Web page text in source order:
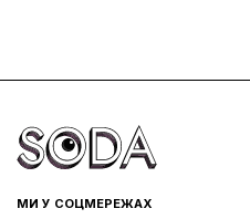
МИ У СОЦМЕРЕЖАХ